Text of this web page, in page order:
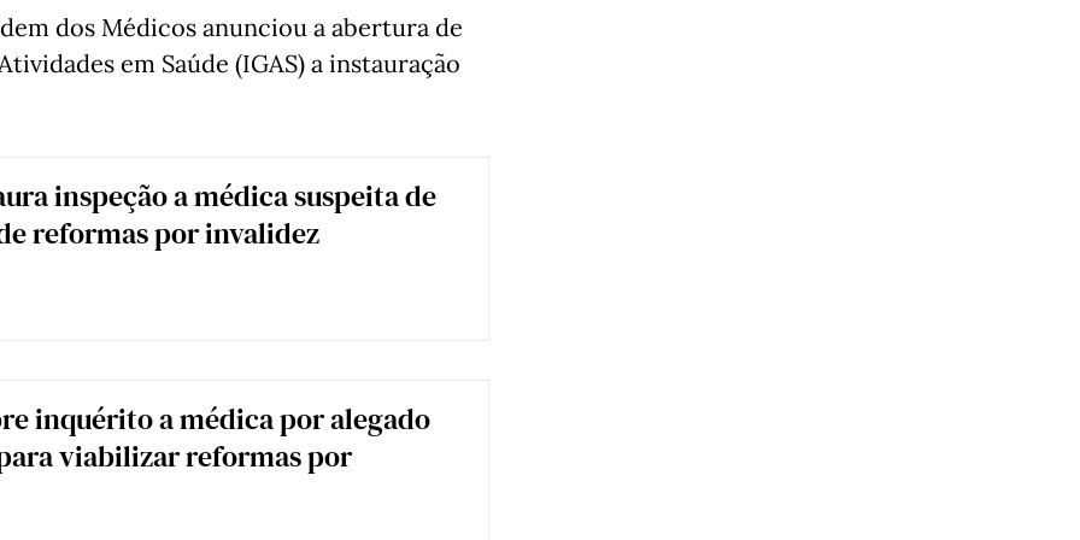
dos Médicos anunciou a abertura de
em Saúde (IGAS) a instauração
inspeção a médica suspeita de
reformas por invalidez
inquérito a médica por alegado
viabilizar reformas por